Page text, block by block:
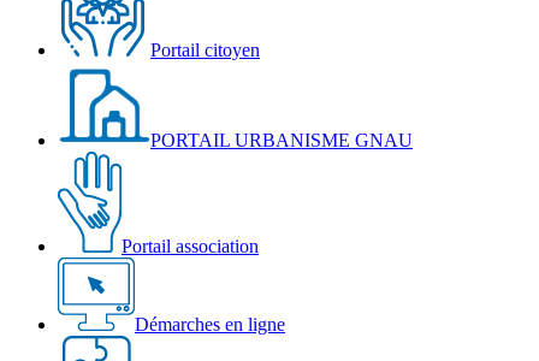
Portail citoyen
PORTAIL URBANISME GNAU
Portail association
Démarches en ligne